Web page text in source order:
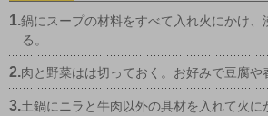
1.鍋にスープの材料をすべて入れ火にかけ、
る。
2.肉と野菜はは切っておく。お好みで豆腐や
3.土鍋にニラと牛肉以外の具材を入れて火に